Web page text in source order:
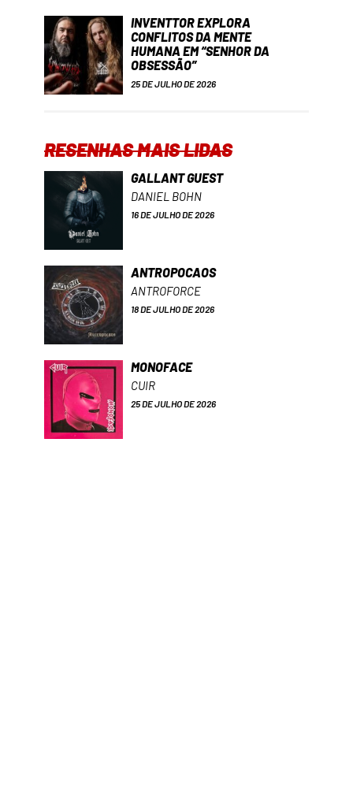
INVENTTOR EXPLORA
CONFLITOS DA MENTE
HUMANA EM “SENHOR DA
OBSESSÃO”
25 DE JULHO DE 2026
RESENHAS MAIS LIDAS
GALLANT GUEST
DANIEL BOHN
16 DE JULHO DE 2026
ANTROPOCAOS
ANTROFORCE
18 DE JULHO DE 2026
MONOFACE
CUIR
25 DE JULHO DE 2026